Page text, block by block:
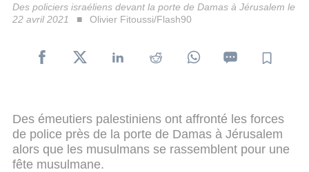
Des policiers israéliens devant la porte de Damas à Jérusalem le
22 avril 2021
Olivier Fitoussi/Flash90
Des émeutiers palestiniens ont affronté les forces
de police près de la porte de Damas à Jérusalem
alors que les musulmans se rassemblent pour une
fête musulmane.